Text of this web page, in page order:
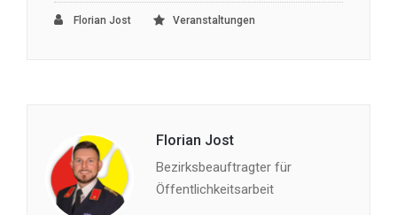
Florian Jost Veranstaltungen
Florian Jost
Bezirksbeauftragter für
Öffentlichkeitsarbeit